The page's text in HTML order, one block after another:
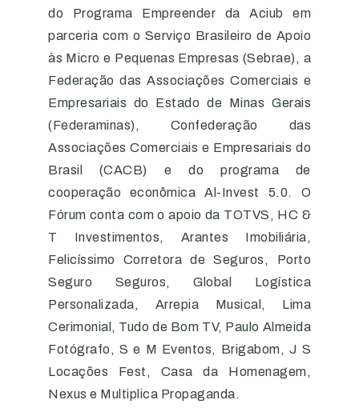
do Programa Empreender da Aciub em
parceria com o Serviço Brasileiro de Apoio
às Micro e Pequenas Empresas (Sebrae), a
Federação das Associações Comerciais e
Empresariais do Estado de Minas Gerais
(Federaminas), Confederação das
Associações Comerciais e Empresariais do
Brasil (CACB) e do programa de
cooperação econômica Al-Invest 5.0. O
Fórum conta com o apoio da TOTVS, HC &
T Investimentos, Arantes Imobiliária,
Felicíssimo Corretora de Seguros, Porto
Seguro Seguros, Global Logística
Personalizada, Arrepia Musical, Lima
Cerimonial, Tudo de Bom TV, Paulo Almeida
Fotógrafo, S e M Eventos, Brigabom, J S
Locações Fest, Casa da Homenagem,
Nexus e Multiplica Propaganda.